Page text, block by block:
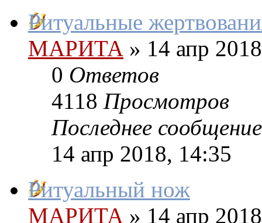
Ритуальные
МАРИТА » 14 апр
0 Ответов
4118 Просмотров
Последнее сообщение
14 апр 2018, 14:35
Ритуальный нож
МАРИТА » 14 апр